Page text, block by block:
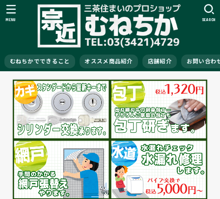
むねちかでできること オススメ商品紹介 店舗紹介 お問い合わ
SEARCH
MENU